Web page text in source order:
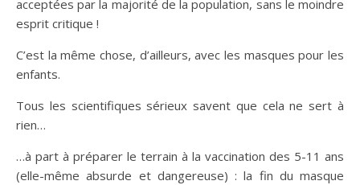
acceptées par la majorité de la population, sans le moindre
esprit critique !
C’est la même chose, d’ailleurs, avec les masques pour les
enfants.
Tous les scientifiques sérieux savent que cela ne sert à
rien…
…à part à préparer le terrain à la vaccination des 5-11 ans
(elle-même absurde et dangereuse) : la fin du masque